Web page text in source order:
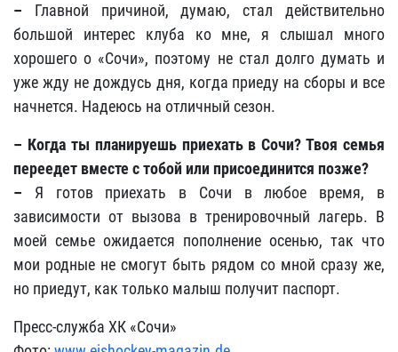
– Главной причиной, думаю, стал действительно
большой интерес клуба ко мне, я слышал много
хорошего о «Сочи», поэтому не стал долго думать и
уже жду не дождусь дня, когда приеду на сборы и все
начнется. Надеюсь на отличный сезон.
– Когда ты планируешь приехать в Сочи? Твоя семья
переедет вместе с тобой или присоединится позже?
– Я готов приехать в Сочи в любое время, в
зависимости от вызова в тренировочный лагерь. В
моей семье ожидается пополнение осенью, так что
мои родные не смогут быть рядом со мной сразу же,
но приедут, как только малыш получит паспорт.
Пресс-служба ХК «Сочи»